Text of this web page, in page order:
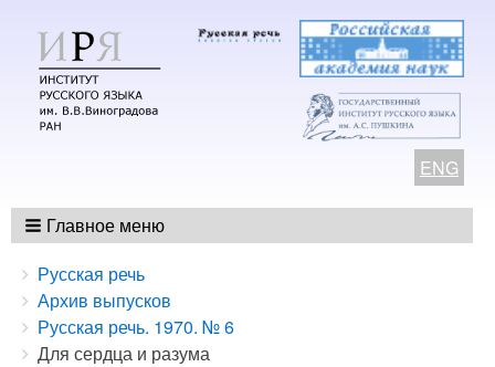
ENG
Главное меню
Breadcrumbs
You
are
here:
Русская речь
Архив выпусков
Русская речь. 1970. № 6
Для сердца и разума